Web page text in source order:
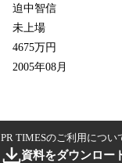
迫中智信
未上場
4675万円
2005年08月
PR TIMESのご利用につい
資料をダウンロー